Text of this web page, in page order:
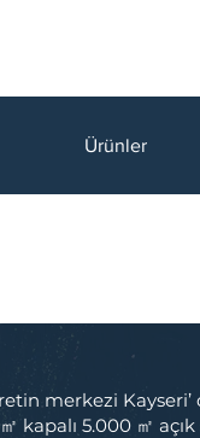
Ürünler
merkezi Kayseri’
kapalı 5.000 ㎡